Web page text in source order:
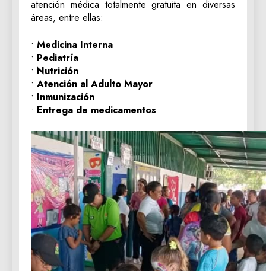
atención médica totalmente gratuita en diversas
áreas, entre ellas:
• Medicina Interna
• Pediatría
• Nutrición
• Atención al Adulto Mayor
• Inmunización
• Entrega de medicamentos